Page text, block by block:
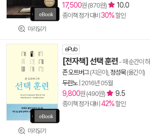
미리읽기
17,500원 (870원) 10.0
종이책 정가 대비 30%할인
미리읽기
ePub
[전자책] 선택 훈련 - 매 순간이
존 오트버그(지은이), 정성묵(옮긴이)
두란노| 2016년 05월
9,800원 (490원) 9.5
종이책 정가 대비 42%할인